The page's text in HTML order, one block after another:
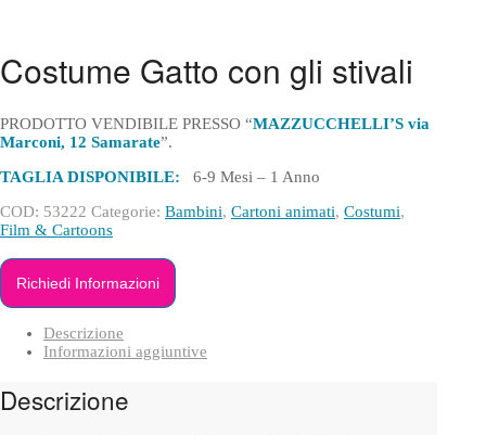
Costume Gatto con gli stivali
PRODOTTO VENDIBILE PRESSO “MAZZUCCHELLI’S via
Marconi, 12 Samarate”.
TAGLIA DISPONIBILE: 6-9 Mesi – 1 Anno
COD: 53222 Categorie: Bambini, Cartoni animati, Costumi,
Film & Cartoons
Richiedi Informazioni
Descrizione
Informazioni aggiuntive
Descrizione